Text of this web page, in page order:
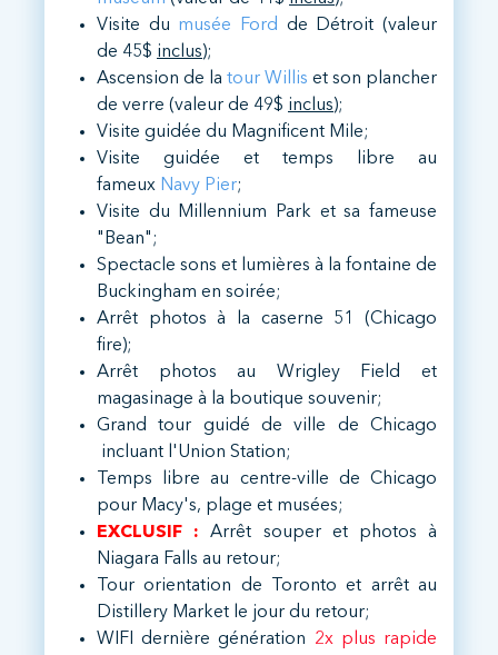
Visite du musée Ford
de Détroit (valeur
de 45$ inclus);
Ascension de la tour Willis et son plancher
de verre (valeur de 49$ inclus);
Visite guidée du Magnificent Mile;
Visite guidée et temps libre au
fameux Navy Pier;
Visite du Millennium Park et sa fameuse
"Bean";
Spectacle sons et lumières à la fontaine de
Buckingham en soirée;
Arrêt photos à la caserne 51 (Chicago
fire);
Arrêt photos au Wrigley Field et
magasinage à la boutique souvenir;
Grand tour guidé de ville de Chicago
incluant l'Union Station;
Temps libre au centre-ville de Chicago
pour Macy's, plage et musées;
EXCLUSIF :Arrêt souper et photos à
Niagara Falls au retour;
Tour orientation de Toronto et arrêt au
Distillery Market le jour du retour;
WIFI dernière génération
2x plus rapide